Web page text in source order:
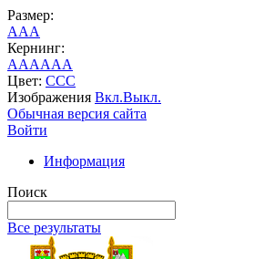
Размер:
AAA
Кернинг:
AAAAAA
Цвет: CCC
Изображения Вкл.Выкл.
Обычная версия сайта
Войти
Информация
Поиск
Все результаты